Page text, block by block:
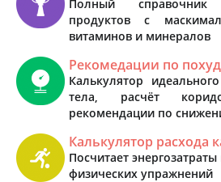
Полный
продуктов с
витаминов и минералов
Рекомедации по
Калькулятор
тела, расчёт
рекомендации по
Калькулятор расхода
Посчитает
физических упражнений